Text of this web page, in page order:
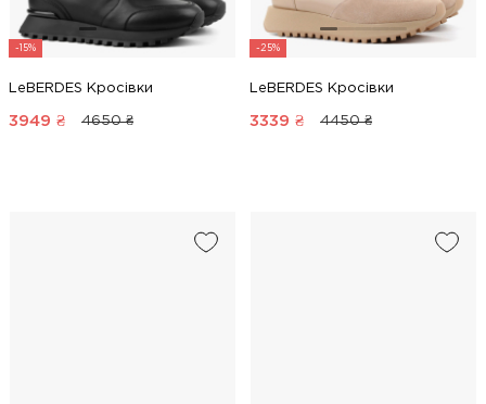
-15%
LeBERDES Кросівки
3949 ₴ 4650 ₴
-25%
LeBERDES Кросівки
3339 ₴ 4450 ₴